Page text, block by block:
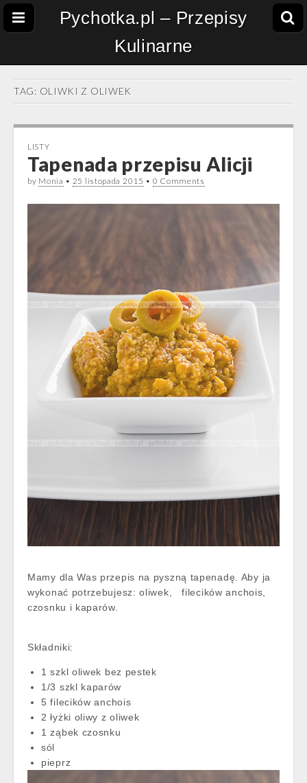
Pychotka.pl – Przepisy
Kulinarne
TAG: OLIWKI Z OLIWEK
LISTY
Tapenada przepisu Alicji
by Monia • 25 listopada 2015 • 0 Comments
Mamy dla Was przepis na pyszną tapenadę. Aby ja
wykonać potrzebujesz: oliwek, filecików anchois,
czosnku i kaparów.
Składniki:
1 szkl oliwek bez pestek
1/3 szkl kaparów
5 filecików anchois
2 łyżki oliwy z oliwek
1 ząbek czosnku
sól
pieprz